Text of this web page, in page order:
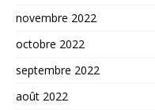
novembre 2022
octobre 2022
septembre 2022
août 2022